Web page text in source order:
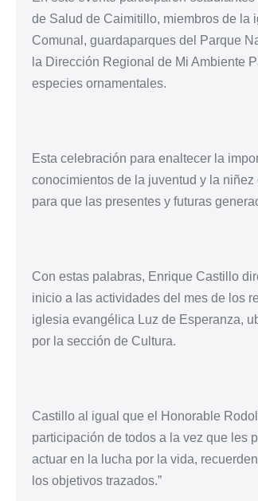
de Salud de Caimitillo, miembros de la
Comunal, guardaparques del Parque
la Dirección Regional de Mi Ambiente
especies ornamentales.
Esta celebración para enaltecer la
conocimientos de la juventud y la
para que las presentes y futuras
Con estas palabras, Enrique Castillo
inicio a las actividades del mes de los
iglesia evangélica Luz de Esperanza,
por la sección de Cultura.
Castillo al igual que el Honorable
participación de todos a la vez que les
actuar en la lucha por la vida,
los objetivos trazados.”